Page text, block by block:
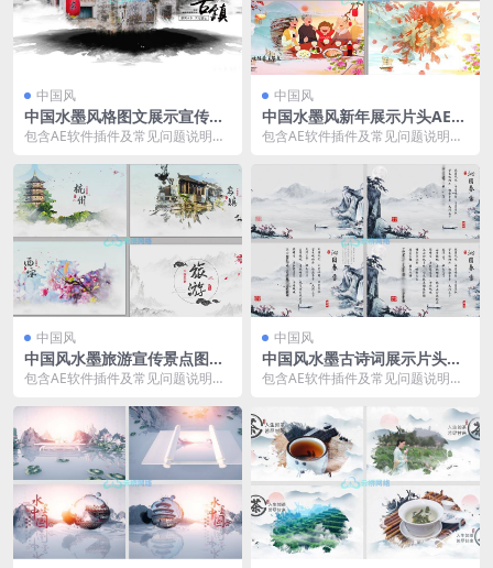
中国风
中国水墨风格图文展示宣传AE
模板
包含AE软件插件及常见问题说明文
国风水墨...
中国风
中国水墨风新年展示片头AE模
板
包含AE软件插件及常见问题说明文
中国风
中国风水墨旅游宣传景点图文
展示AE模版
包含AE软件插件及常见问题说明文
国风水墨...
中国风
中国风水墨古诗词展示片头AE
模板
包含AE软件插件及常见问题说明文